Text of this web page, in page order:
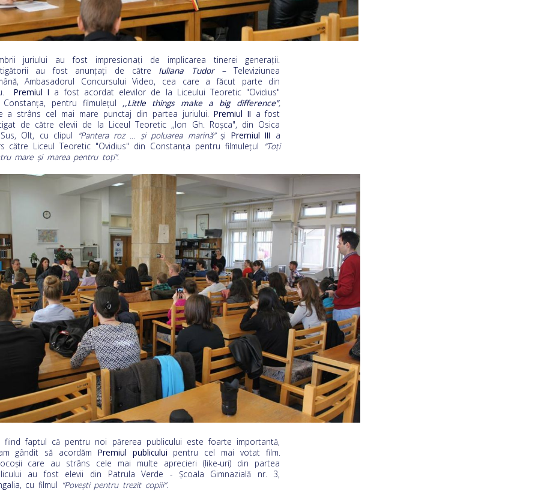
juriului au fost impresionaţi de implicarea tinerei generaţii.
au fost anunțați de către Iuliana Tudor– Televiziunea
Ambasadorul Concursului Video, cea care a făcut parte din
Premiul I a fost acordat elevilor de la Liceului Teoretic "Ovidius"
pentru filmulețul ,,Little things make a big difference”,
a strâns cel mai mare punctaj din partea juriului. Premiul II a fost
de către elevii de la Liceul Teoretic ,,Ion Gh. Roșca", din Osica
Olt, cu clipul
“Pantera roz ... și poluarea marină”și Premiul III a
către Liceul Teoretic "Ovidius" din Constanța pentru filmuleţul
“Toți
mare și marea pentru toți”.
fiind faptul că pentru noi părerea publicului este foarte importantă,
gândit să acordăm Premiul publicului pentru cel mai votat film.
care au strâns cele mai multe aprecieri (like-uri) din partea
au fost elevii din Patrula Verde - Școala Gimnazială nr. 3,
cu filmul “Povești pentru trezit copiii”.